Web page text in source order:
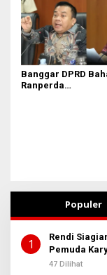
Banggar DPRD
Ranperda
Populer
1
Rendi
Pemuda
Sembiring
47 Dilihat